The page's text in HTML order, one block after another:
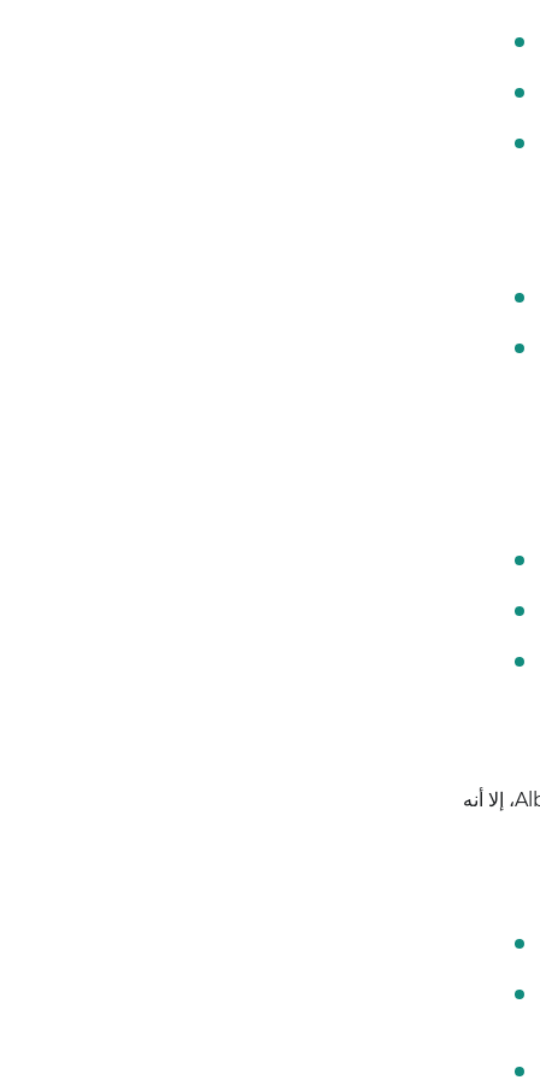
على جعل الأتمتة في متناول الشركات الصغيرة والمتوسطة. ورغم أنه يوفر تكاملات أقل من Zapier أو Albato، إلا أنه